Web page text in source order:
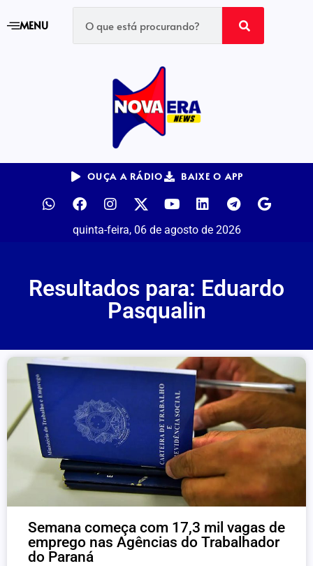
MENU
OUÇA A RÁDIO BAIXE O APP
quinta-feira, 06 de agosto de 2026
Resultados para: Eduardo
Pasqualin
Semana começa com 17,3 mil vagas de
emprego nas Agências do Trabalhador
do Paraná